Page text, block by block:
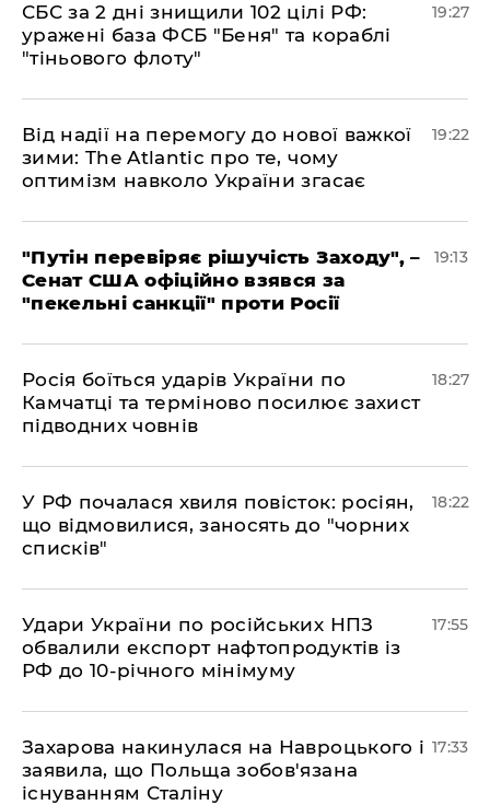
​СБС за 2 дні знищили 102 цілі РФ:
уражені база ФСБ "Беня" та кораблі
"тіньового флоту"
19:27
​Від надії на перемогу до нової важкої
зими: The Atlantic про те, чому
оптимізм навколо України згасає
19:22
​"Путін перевіряє рішучість Заходу", –
Сенат США офіційно взявся за
"пекельні санкції" проти Росії
19:13
​Росія боїться ударів України по
Камчатці та терміново посилює захист
підводних човнів
18:27
​У РФ почалася хвиля повісток: росіян,
що відмовилися, заносять до "чорних
списків"
18:22
​Удари України по російських НПЗ
обвалили експорт нафтопродуктів із
РФ до 10-річного мінімуму
17:55
​Захарова накинулася на Навроцького і
заявила, що Польща зобов'язана
існуванням Сталіну
17:33